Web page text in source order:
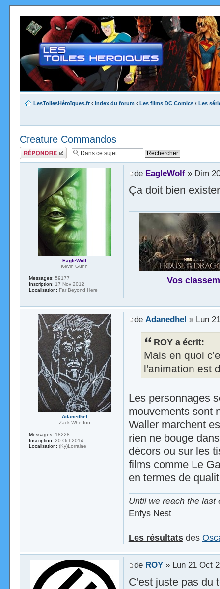
LesToilesHéroïques.fr ‹ Index du forum ‹ Les films DC Comics ‹ Les
Creature Commandos
Répondre
de EagleWolf» Dim
Ça doit bien
Vos
EagleWolf
Kevin Gunn
Messages: 59177
Inscription: 17 Nov 2012
Localisation: Far Beyond Here
de Adanedhel » Lun
ROY a écrit:
Mais en quoi
l'animation est
Les personnages
mouvements sont
Waller marchent
rien ne bouge
décors ou sur les
films comme Le
en termes de
Until we reach the last
Enfys Nest
Les résultatsdes
Adanedhel
Zack Whedon
Messages: 18228
Inscription: 20 Oct 2014
Localisation: (Ky)Lorraine
de ROY» Lun 21 Oct
C'est juste pas du